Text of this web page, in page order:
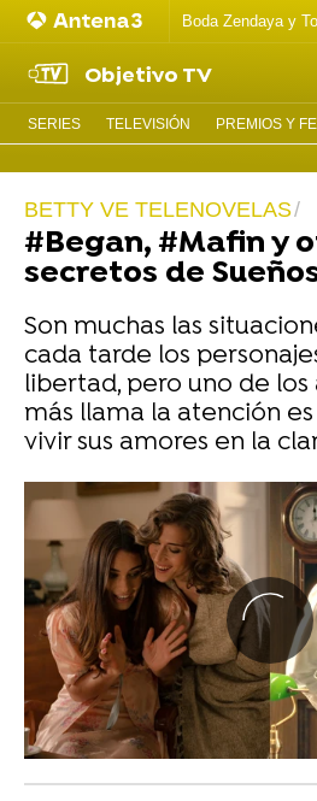
Boda Zendaya y
Objetivo TV
SERIES TELEVISIÓN PREMIOS Y
BETTY VE TELENOVELAS
#Began, #Mafin y
secretos de
Son muchas las
cada tarde los
libertad, pero uno de los
más llama la atención
vivir sus amores en la